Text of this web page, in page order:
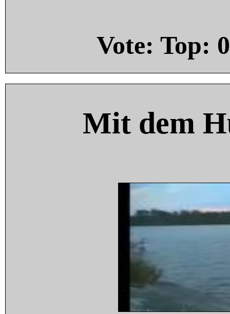
Vote: Top: 0
Mit dem